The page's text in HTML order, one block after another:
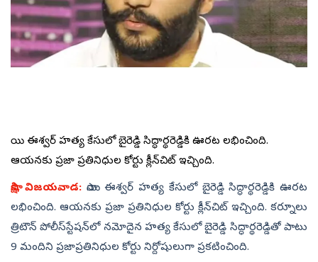
సాయి ఈశ్వర్‌ హత్య కేసులో బైరెడ్డి సిద్ధార్థరెడ్డికి ఊరట లభించింది.
ఆయనకు ప్రజా ప్రతినిధుల కోర్టు క్లీన్‌చిట్‌ ఇచ్చింది.
సాక్షి, విజయవాడ: సాయి ఈశ్వర్‌ హత్య కేసులో బైరెడ్డి సిద్ధార్థరెడ్డికి ఊరట
లభించింది. ఆయనకు ప్రజా ప్రతినిధుల కోర్టు క్లీన్‌చిట్‌ ఇచ్చింది. కర్నూలు
త్రిటౌన్‌ పోలీస్‌స్టేషన్‌లో నమోదైన హత్య కేసులో బైరెడ్డి సిద్ధార్థరెడ్డితో పాటు
9 మందిని ప్రజాప్రతినిధుల కోర్టు నిర్దోషులుగా ప్రకటించింది.